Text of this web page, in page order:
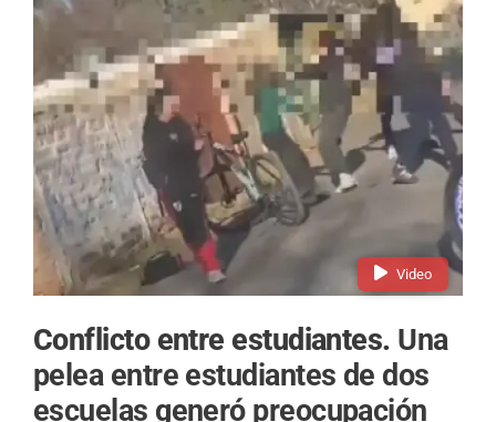
Video
Conflicto entre estudiantes. Una
pelea entre estudiantes de dos
escuelas generó preocupación